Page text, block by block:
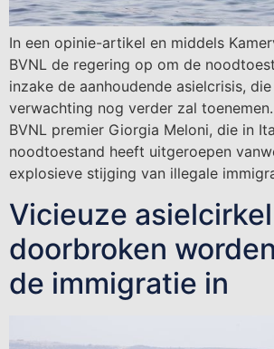
In een opinie-artikel en middels
BVNL de regering op om de
inzake de aanhoudende asielcrisis,
verwachting nog verder zal
BVNL premier Giorgia Meloni, die in
noodtoestand heeft uitgeroepen
explosieve stijging van illegale
Vicieuze
doorbroken
de immigratie in